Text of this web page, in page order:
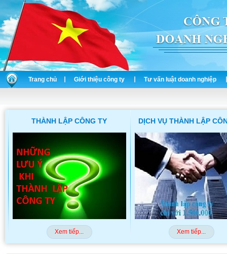
Trang chủ Giới thiệu công ty Tư vấn luật doanh nghiệp
THÀNH LẬP CÔNG TY
Xem tiếp...
DỊCH VỤ THÀNH LẬP
Xem tiếp...